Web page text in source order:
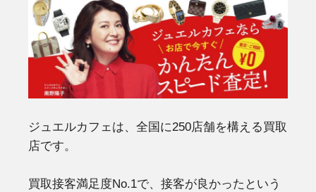
ジュエルカフェは、全国に250店舗を構える買取
店です。
買取接客満足度No.1で、接客が良かったという